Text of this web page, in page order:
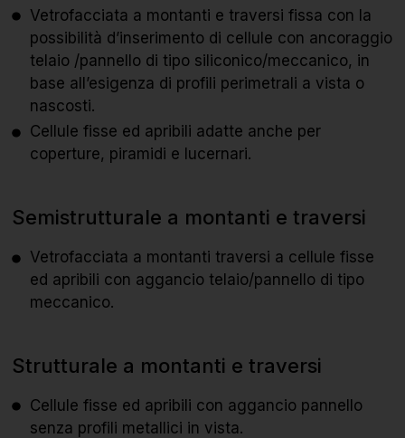
Vetrofacciata a montanti e traversi fissa con la
possibilità d’inserimento di cellule con ancoraggio
telaio /pannello di tipo siliconico/meccanico, in
base all’esigenza di profili perimetrali a vista o
nascosti.
Cellule fisse ed apribili adatte anche per
coperture, piramidi e lucernari.
Semistrutturale a montanti e traversi
Vetrofacciata a montanti traversi a cellule fisse
ed apribili con aggancio telaio/pannello di tipo
meccanico.
Strutturale a montanti e traversi
Cellule fisse ed apribili con aggancio pannello
senza profili metallici in vista.